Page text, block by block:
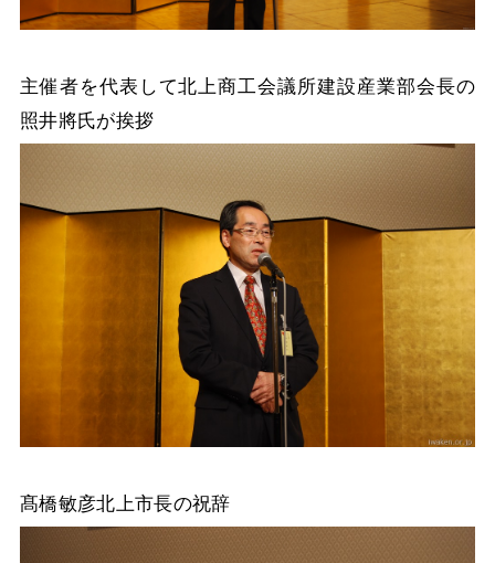
主催者を代表して北上商工会議所建設産業部会長の
照井將氏が挨拶
髙橋敏彦北上市長の祝辞